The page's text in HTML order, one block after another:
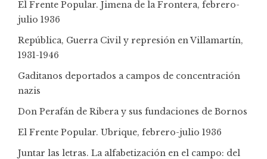
El Frente Popular. Jimena de la Frontera, febrero-
julio 1936
República, Guerra Civil y represión en Villamartín,
1931-1946
Gaditanos deportados a campos de concentración
nazis
Don Perafán de Ribera y sus fundaciones de Bornos
El Frente Popular. Ubrique, febrero-julio 1936
Juntar las letras. La alfabetización en el campo: del